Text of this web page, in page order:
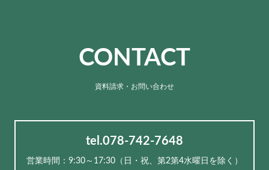
CONTACT
資料請求・お問い合わせ
tel.078-742-7648
営業時間：9:30～17:30（⽇・祝、第2第4水曜日を除く）